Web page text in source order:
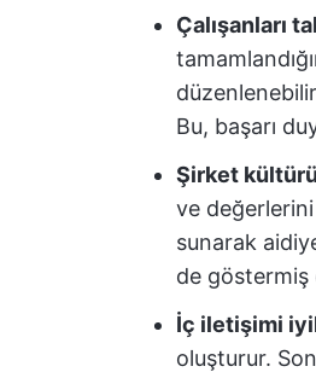
Çalışanları
Bu, başarı
Şirket
ve değerlerini
sunarak
de göstermiş
İç iletişimi
oluşturur.